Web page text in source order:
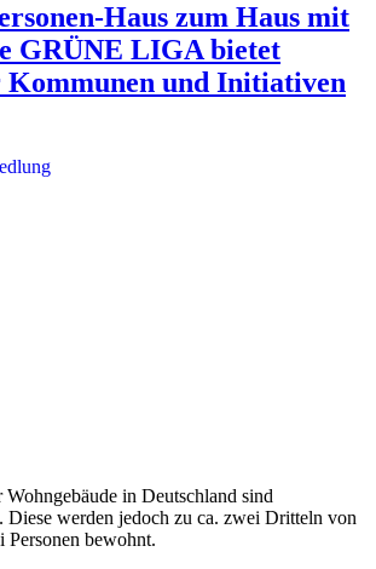
Haus zum Haus mit
GRÜNE LIGA bietet
und Initiativen
in Deutschland sind
Diese werden jedoch zu ca. zwei Dritteln von
bewohnt.